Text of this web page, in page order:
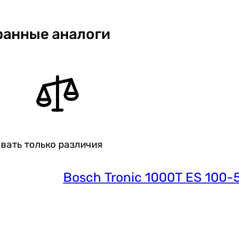
аналоги
только различия
Bosch Tronic 1000T ES 100-